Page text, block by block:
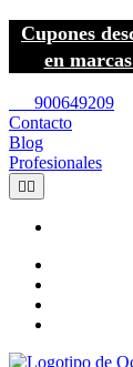
Cupones
en
900649209
Contacto
Blog
Profesionales
 